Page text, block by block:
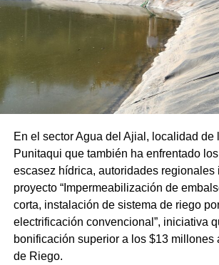
En el sector Agua del Ajial, localidad de
Punitaqui que también ha enfrentado
escasez hídrica, autoridades regionales
proyecto “Impermeabilización de
corta, instalación de sistema de riego
electrificación convencional”, iniciativa
bonificación superior a los $13 millones
de Riego.